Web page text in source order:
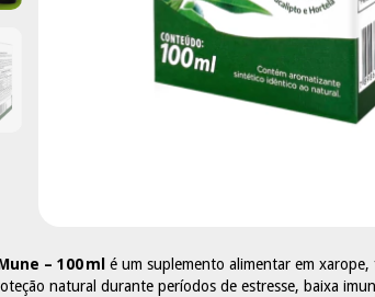
– 100 ml é um suplemento alimentar em
natural durante períodos de estresse, baixa